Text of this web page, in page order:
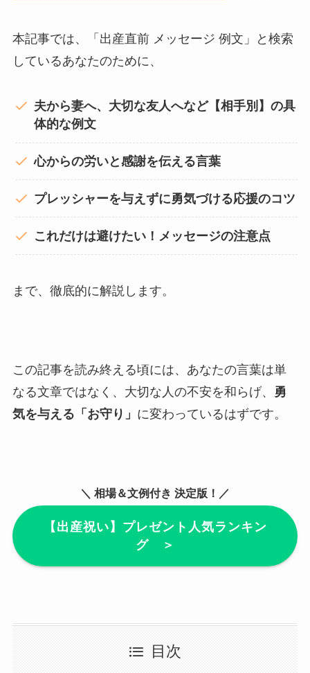
本記事では、「出産直前 メッセージ 例文」と検索
しているあなたのために、
夫から妻へ、大切な友人へなど【相手別】の具
体的な例文
心からの労いと感謝を伝える言葉
プレッシャーを与えずに勇気づける応援のコツ
これだけは避けたい！メッセージの注意点
まで、徹底的に解説します。
この記事を読み終える頃には、あなたの言葉は単
なる文章ではなく、大切な人の不安を和らげ、
勇
気を与える「お守り」 に変わっているはずです。
＼ 相場＆文例付き 決定版！／
【出産祝い】プレゼント人気ランキン
グ ＞
目次